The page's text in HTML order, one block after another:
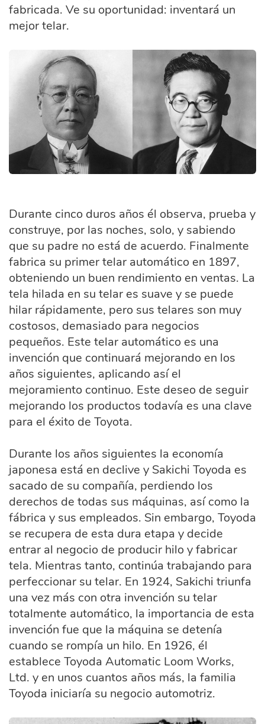
fabricada. Ve su oportunidad: inventará un
mejor telar.
Durante cinco duros años él observa, prueba y
construye, por las noches, solo, y sabiendo
que su padre no está de acuerdo. Finalmente
fabrica su primer telar automático en 1897,
obteniendo un buen rendimiento en ventas. La
tela hilada en su telar es suave y se puede
hilar rápidamente, pero sus telares son muy
costosos, demasiado para negocios
pequeños. Este telar automático es una
invención que continuará mejorando en los
años siguientes, aplicando así el
mejoramiento continuo. Este deseo de seguir
mejorando los productos todavía es una clave
para el éxito de Toyota.
Durante los años siguientes la economía
japonesa está en declive y Sakichi Toyoda es
sacado de su compañía, perdiendo los
derechos de todas sus máquinas, así como la
fábrica y sus empleados. Sin embargo, Toyoda
se recupera de esta dura etapa y decide
entrar al negocio de producir hilo y fabricar
tela. Mientras tanto, continúa trabajando para
perfeccionar su telar. En 1924, Sakichi triunfa
una vez más con otra invención su telar
totalmente automático, la importancia de esta
invención fue que la máquina se detenía
cuando se rompía un hilo. En 1926, él
establece Toyoda Automatic Loom Works,
Ltd. y en unos cuantos años más, la familia
Toyoda iniciaría su negocio automotriz.